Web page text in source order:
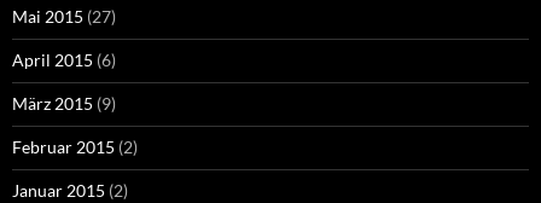
Mai 2015 (27)
April 2015 (6)
März 2015 (9)
Februar 2015 (2)
Januar 2015 (2)